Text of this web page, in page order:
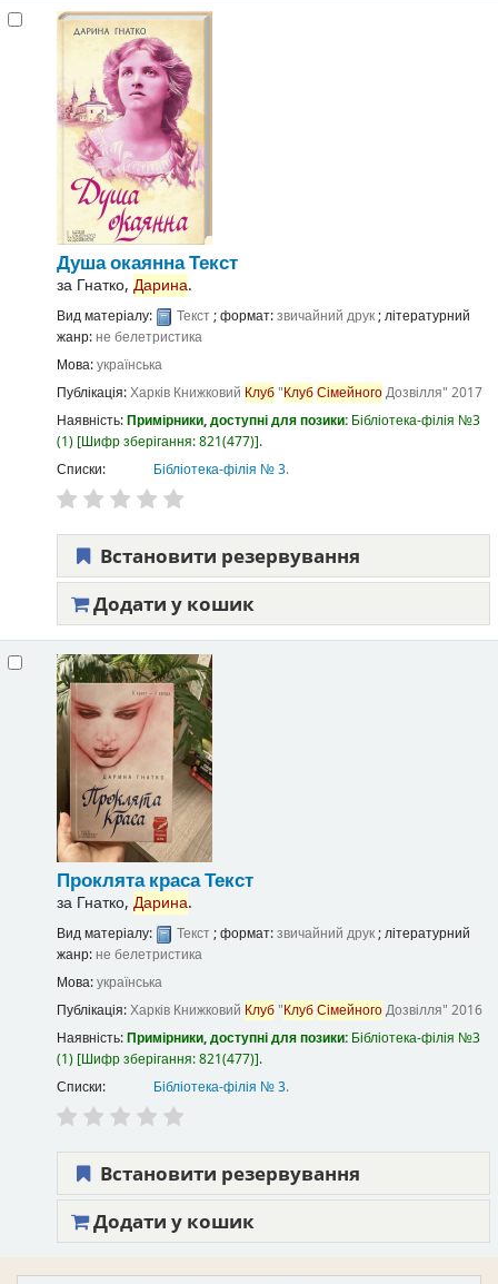
Душа окаяннаТекст
за Гнатко, Дарина.
Вид матеріалу: Текст; формат:звичайний друк; літературний
жанр:не белетристика
Мова:українська
Публікація:Харків Книжковий Клуб"КлубСімейногоДозвілля" 2017
Наявність:Примірники, доступні для позики: Бібліотека-філія №3
(1) Шифр зберігання:821(477) .
Списки:
Бібліотека-філія № 3.
Встановити резервування
Додати у кошик
Проклята красаТекст
за Гнатко, Дарина.
Вид матеріалу: Текст; формат:звичайний друк; літературний
жанр: не белетристика
Мова:українська
Публікація:Харків Книжковий Клуб"КлубСімейногоДозвілля" 2016
Наявність:Примірники, доступні для позики: Бібліотека-філія №3
(1) Шифр зберігання:821(477) .
Списки:
Бібліотека-філія № 3.
Встановити резервування
Додати у кошик